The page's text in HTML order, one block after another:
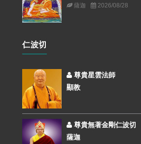
薩迦 2026/08/28
仁波切
尊貴星雲法師
顯教
尊貴無著金剛仁波切
薩迦